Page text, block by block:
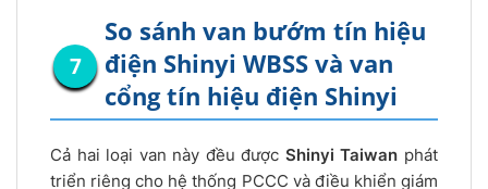
So sánh van bướm tín hiệu
điện Shinyi WBSS và van
cổng tín hiệu điện Shinyi
Cả hai loại van này đều được Shinyi Taiwan phát
triển riêng cho hệ thống PCCC và điều khiển giám